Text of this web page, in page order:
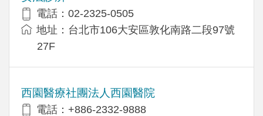
電話：02-2325-0505
地址：台北市106大安區敦化南路二段97號
27F
西園醫療社團法人西園醫院
電話：+886-2332-9888